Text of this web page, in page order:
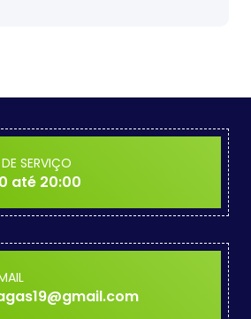
SERVIÇO
até 20:00